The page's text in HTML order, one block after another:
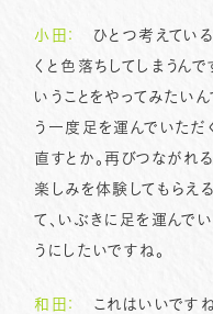
小田：
ひとつ考えている
くと色落ちしてしまうん
いうことをやってみたい
う一度足を運んでいただ
直すとか。再びつながれ
楽しみを体験してもらえ
て、いぶきに足を運んで
うにしたいですね。
和田：
これはいいですね